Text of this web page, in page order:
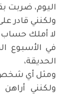
اليوم، ضربت
ولكنني قادر
لا أملك
في الأسبوع
الحديقة،
ومثل أي شخص
ولكنني